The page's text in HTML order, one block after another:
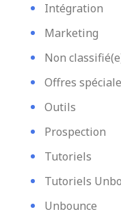
Intégration
Marketing
Non
Offres
Outils
Prospection
Tutoriels
Tutoriels
Unbounce